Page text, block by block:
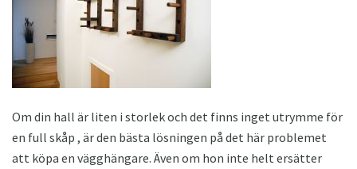
Om din hall är liten i storlek och det finns inget utrymme för
en full skåp , är den bästa lösningen på det här problemet
att köpa en vägghängare. Även om hon inte helt ersätter